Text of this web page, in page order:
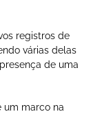
registros de
várias delas
de uma
um marco na